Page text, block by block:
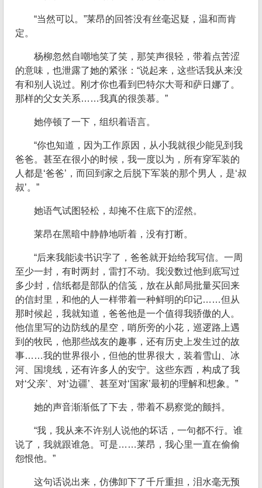
“当然可以。”莱昂的回答没有丝毫迟疑，温和而肯
定。
杨柳忽然自嘲地笑了笑，那笑声很轻，带着点苦涩
的意味，也泄露了她的紧张：“说起来，这些话我从来没
有和别人说过。刚才你也看到巴特尔大哥和萨日娜了。
那样的父女关系……我真的很羡慕。”
她停顿了一下，组织着语言。
“你也知道，因为工作原因，从小我就很少能见到我
爸爸。甚至在很小的时候，我一度以为，所有穿军装的
人都是‘爸爸’，而回到家之后脱下军装的那个男人，是‘叔
叔’。”
她语气试图轻松，却掩不住底下的涩然。
莱昂在黑暗中静静地听着，没有打断。
“后来我能读书识字了，爸爸就开始给我写信。一周
至少一封，有时两封，雷打不动。我没数过他到底写过
多少封，信纸都是部队的信笺，放在从邮局批量买回来
的信封里，和他的人一样带着一种鲜明的印记……但从
那时候起，我就知道，爸爸他是一个值得我骄傲的人。
他信里写的边防线的星空，哨所旁的小花，巡逻路上遇
到的牧民，他那些战友的趣事，还有历史上发生过的故
事……我的世界很小，但他的世界很大，装着雪山、冰
河、国境线，还有许多人的安宁。这些东西，构成了我
对‘父亲’、对‘边疆’、甚至对‘国家’最初的理解和想象。”
她的声音渐渐低了下去，带着不易察觉的颤抖。
“我，我从来不许别人说他的坏话，一句都不行。谁
说了，我就跟谁急。可是……莱昂，我心里一直在偷偷
怨恨他。”
这句话说出来，仿佛卸下了千斤重担，泪水毫无预